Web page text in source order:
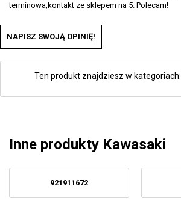
terminowa,kontakt ze sklepem na 5. Polecam!
NAPISZ SWOJĄ OPINIĘ!
Ten produkt znajdziesz w kategoriach:
Inne produkty Kawasaki
921911672